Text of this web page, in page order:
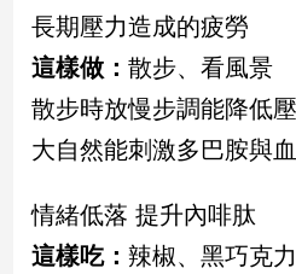
觀
點
娛
樂
娛
星
長期壓力造成的疲勞
這樣做：散步、看風景
散步時放慢步調能降低
大自然能刺激多巴胺與
情緒低落 提升內啡肽
這樣吃：辣椒、黑巧克